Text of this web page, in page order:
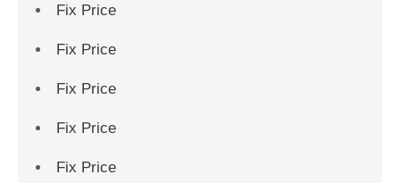
Fix Price
Fix Price
Fix Price
Fix Price
Fix Price